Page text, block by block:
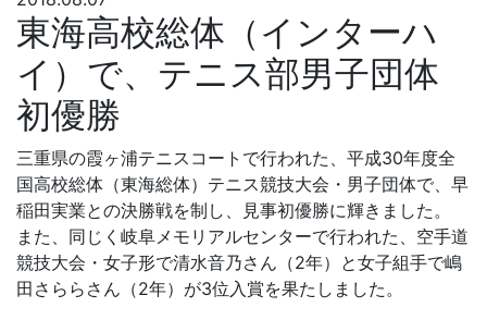
東海高校総体（インターハ
イ）で、テニス部男子団体
初優勝
三重県の霞ヶ浦テニスコートで行われた、平成30年度全
国高校総体（東海総体）テニス競技大会・男子団体で、早
稲田実業との決勝戦を制し、見事初優勝に輝きました。
また、同じく岐阜メモリアルセンターで行われた、空手道
競技大会・女子形で清水音乃さん（2年）と女子組手で嶋
田さららさん（2年）が3位入賞を果たしました。